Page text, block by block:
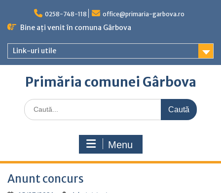
content
0258-748-118 office@primaria-garbova.ro
Bine ați venit în comuna Gârbova
Link-uri utile
Primăria comunei Gârbova
Caută
for:
Menu
Anunt concurs